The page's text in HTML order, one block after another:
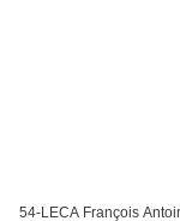
54-LECA François